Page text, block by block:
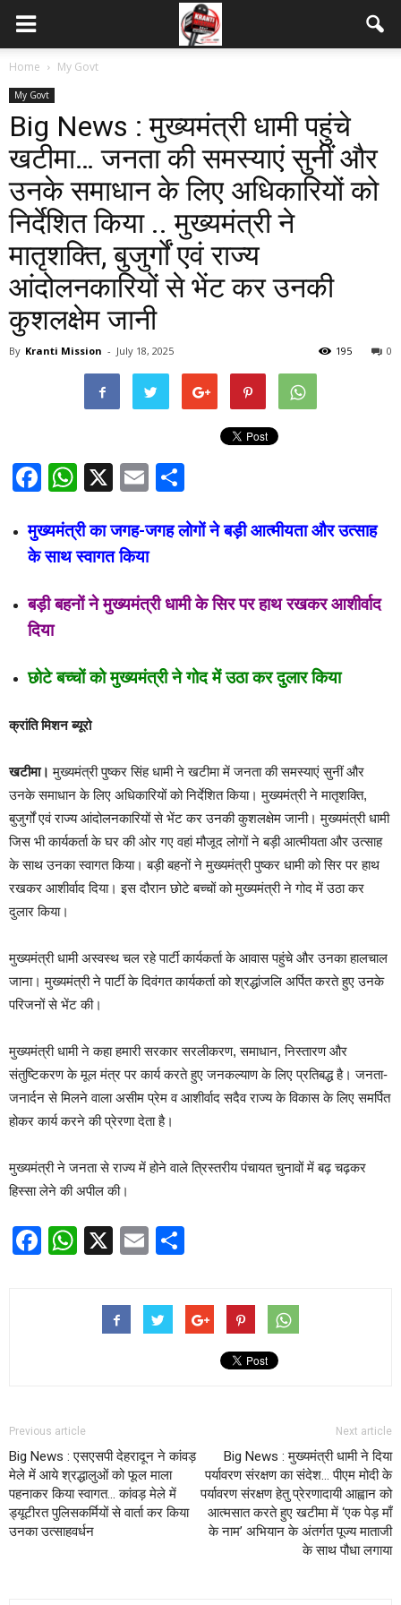
Home My Govt
My Govt
Big News : मुख्यमंत्री धामी पहुंचे
खटीमा… जनता की समस्याएं सुनीं और
उनके समाधान के लिए अधिकारियों को
निर्देशित किया .. मुख्यमंत्री ने
मातृशक्ति, बुजुर्गों एवं राज्य
आंदोलनकारियों से भेंट कर उनकी
कुशलक्षेम जानी
By Kranti Mission - July 18, 2025 0
195
Facebook
WhatsApp
X Email
मुख्यमंत्री का जगह-जगह लोगों ने बड़ी आत्मीयता और उत्साह
के साथ स्वागत किया
बड़ी बहनों ने मुख्यमंत्री धामी के सिर पर हाथ रखकर आशीर्वाद
दिया
छोटे बच्चों को मुख्यमंत्री ने गोद में उठा कर दुलार किया
क्रांति मिशन ब्यूरो
खटीमा। मुख्यमंत्री पुष्कर सिंह धामी ने खटीमा में जनता की समस्याएं सुनीं और
उनके समाधान के लिए अधिकारियों को निर्देशित किया। मुख्यमंत्री ने मातृशक्ति,
बुजुर्गों एवं राज्य आंदोलनकारियों से भेंट कर उनकी कुशलक्षेम जानी। मुख्यमंत्री धामी
जिस भी कार्यकर्ता के घर की ओर गए वहां मौजूद लोगों ने बड़ी आत्मीयता और उत्साह
के साथ उनका स्वागत किया। बड़ी बहनों ने मुख्यमंत्री पुष्कर धामी को सिर पर हाथ
रखकर आशीर्वाद दिया। इस दौरान छोटे बच्चों को मुख्यमंत्री ने गोद में उठा कर
दुलार किया।
मुख्यमंत्री धामी अस्वस्थ चल रहे पार्टी कार्यकर्ता के आवास पहुंचे और उनका हालचाल
जाना। मुख्यमंत्री ने पार्टी के दिवंगत कार्यकर्ता को श्रद्धांजलि अर्पित करते हुए उनके
परिजनों से भेंट की।
मुख्यमंत्री धामी ने कहा हमारी सरकार सरलीकरण, समाधान, निस्तारण और
संतुष्टिकरण के मूल मंत्र पर कार्य करते हुए जनकल्याण के लिए प्रतिबद्ध है। जनता-
जनार्दन से मिलने वाला असीम प्रेम व आशीर्वाद सदैव राज्य के विकास के लिए समर्पित
होकर कार्य करने की प्रेरणा देता है।
मुख्यमंत्री ने जनता से राज्य में होने वाले त्रिस्तरीय पंचायत चुनावों में बढ़ चढ़कर
हिस्सा लेने की अपील की।
Facebook
WhatsApp
X Email
Previous article
Big News : एसएसपी देहरादून ने कांवड़
मेले में आये श्रद्धालुओं को फूल माला
पहनाकर किया स्वागत… कांवड़ मेले में
ड्यूटीरत पुलिसकर्मियों से वार्ता कर किया
उनका उत्साहवर्धन
Next article
Big News : मुख्यमंत्री धामी ने दिया
पर्यावरण संरक्षण का संदेश… पीएम मोदी के
पर्यावरण संरक्षण हेतु प्रेरणादायी आह्वान को
आत्मसात करते हुए खटीमा में ‘एक पेड़ माँ
के नाम’ अभियान के अंतर्गत पूज्य माताजी
के साथ पौधा लगाया